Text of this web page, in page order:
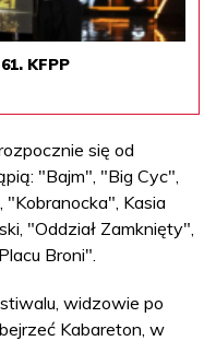
KFPP
się od
"Bajm", "Big Cyc",
Kasia
"Oddział Zamknięty",
Broni".
widzowie po
Kabareton, w